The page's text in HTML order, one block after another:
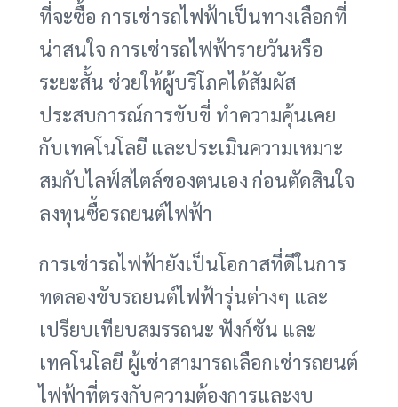
ที่จะซื้อ การเช่ารถไฟฟ้าเป็นทางเลือกที่
น่าสนใจ การเช่ารถไฟฟ้ารายวันหรือ
ระยะสั้น ช่วยให้ผู้บริโภคได้สัมผัส
ประสบการณ์การขับขี่ ทำความคุ้นเคย
กับเทคโนโลยี และประเมินความเหมาะ
สมกับไลฟ์สไตล์ของตนเอง ก่อนตัดสินใจ
ลงทุนซื้อรถยนต์ไฟฟ้า
การเช่ารถไฟฟ้ายังเป็นโอกาสที่ดีในการ
ทดลองขับรถยนต์ไฟฟ้ารุ่นต่างๆ และ
เปรียบเทียบสมรรถนะ ฟังก์ชัน และ
เทคโนโลยี ผู้เช่าสามารถเลือกเช่ารถยนต์
ไฟฟ้าที่ตรงกับความต้องการและงบ